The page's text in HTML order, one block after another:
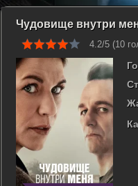
Чудовище внутри
4.2/5 (10